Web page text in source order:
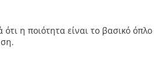
ότι η ποιότητα είναι το βασικό